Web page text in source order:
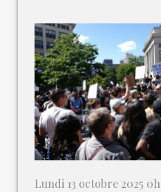
Lundi 13 octobre 2025 0h